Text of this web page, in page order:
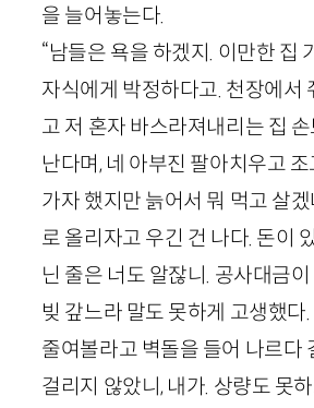
을 늘어놓는다.
“남들은 욕을 하겠지. 이만한 집
자식에게 박정하다고. 천장에서
고 저 혼자 바스라져내리는 집
난다며, 네 아부진 팔아치우고
가자 했지만 늙어서 뭐 먹고 살
로 올리자고 우긴 건 나다. 돈이
닌 줄은 너도 알잖니. 공사대금
빚 갚느라 말도 못하게 고생했다
줄여볼라고 벽돌을 들어 나르다
걸리지 않았니, 내가. 상량도 못